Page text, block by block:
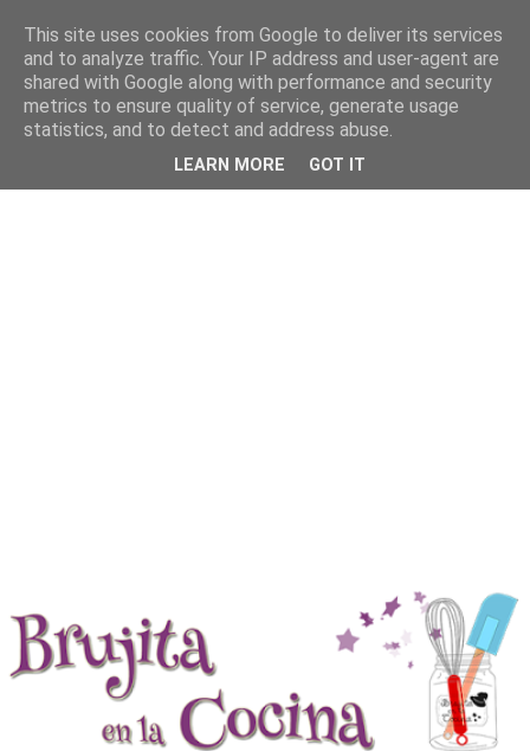
This site uses cookies from Google to deliver its services
and to analyze traffic. Your IP address and user-agent are
shared with Google along with performance and security
metrics to ensure quality of service, generate usage
statistics, and to detect and address abuse.
LEARN MORE GOT IT